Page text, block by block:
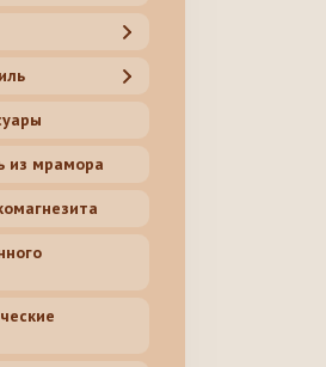
из мрамора